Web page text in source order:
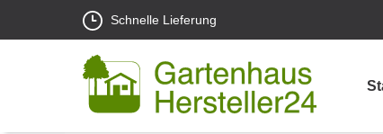
Schnelle Lieferung